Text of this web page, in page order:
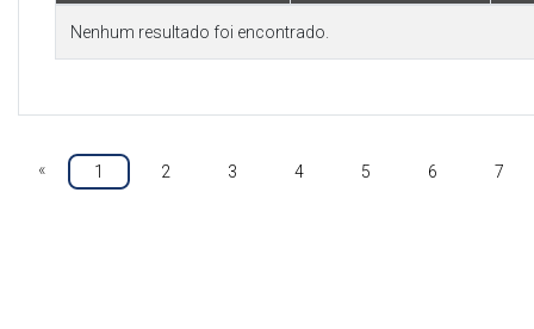
Nenhum resultado foi encontrado.
« 1 2 3 4 5 6 7